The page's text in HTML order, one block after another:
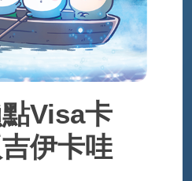
Visa卡
伊卡哇